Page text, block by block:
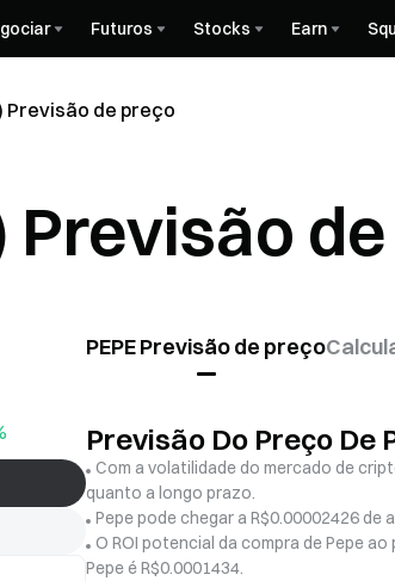
Futuros Stocks Earn
Previsão de preço
Previsão
PEPE Previsão de preço
Previsão Do Preço De
Com a volatilidade do mercado de
quanto a longo prazo.
Pepe pode chegar a R$0.00002426 de
O ROI potencial da compra de Pepe
Pepe é R$0.0001434.